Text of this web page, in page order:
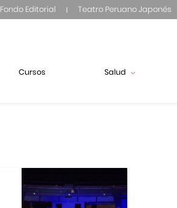
Fondo Editorial Teatro Peruano Japonés
Cursos Salud